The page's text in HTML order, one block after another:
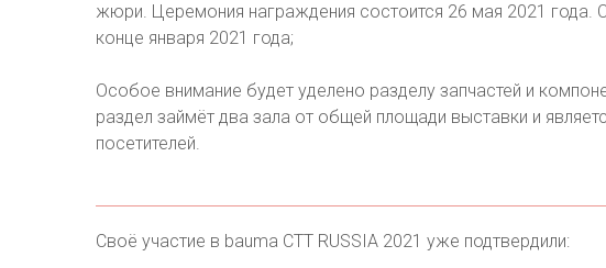
жюри. Церемония награждения состоится 26 мая 2021 года.
конце января 2021 года;
Особое внимание будет уделено разделу запчастей и
раздел займёт два зала от общей площади выставки и
посетителей.
Своё участие в bauma CTT RUSSIA 2021 уже подтвердили: